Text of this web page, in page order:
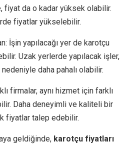
fiyat da o kadar yüksek olabilir.
fiyatlar yükselebilir.
İşin yapılacağı yer de karotçu
Uzak yerlerde yapılacak işler,
nedeniyle daha pahalı olabilir.
firmalar, aynı hizmet için farklı
Daha deneyimli ve kaliteli bir
fiyatlar talep edebilir.
geldiğinde, karotçu fiyatları